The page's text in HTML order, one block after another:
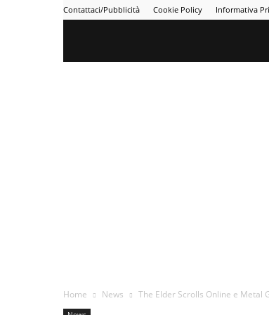
Contattaci/Pubblicità Cookie Policy Informativa
Home News The Elder Scrolls Online e Metal